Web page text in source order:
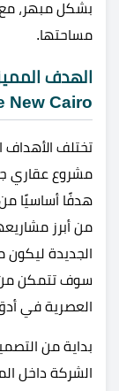
بشكل مبهر، مع
مساحتها.
New Cairo
تختلف الأهداف
مشروع عقاري
هدفًا أساسيًا
من أبرز
الجديدة ليكون
سوف تتمكن من
العصرية في
بداية من
الشركة داخل